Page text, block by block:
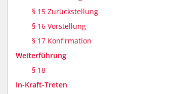
§ 15 Zurückstellung
§ 16 Vorstellung
§ 17 Konfirmation
Weiterführung
§ 18
In-Kraft-Treten